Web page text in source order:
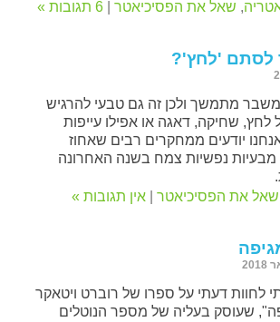
, שאל את הפסיכיאטר |6 תגובות »
לסתם 'לחץ'?
משבר מתמשך ולכן זה גם טבעי להרגיש
לחץ, שחיקה, דאגה או אפילו עייפות
יודעים ממחקרים רבים שאחוז
נפשיות צמח בשנה האחרונה
שאל את הפסיכיאטר |אין תגובות »
לחוות דעתי על ספרו של רוברט ויטאקר
שעוסק בעליה של מספר הנוטלים